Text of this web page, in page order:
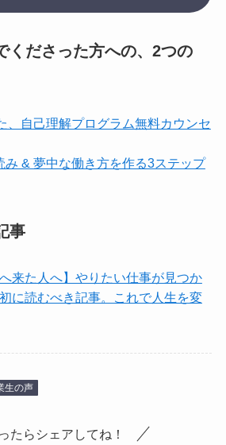
くださった方への、2つの
、自己理解プログラム無料カウンセ
み & 夢中な働き方を作る3ステップ
事
来た人へ】やりたい仕事が見つか
に読むべき記事。これで人生を変
生の声
たらシェアしてね！